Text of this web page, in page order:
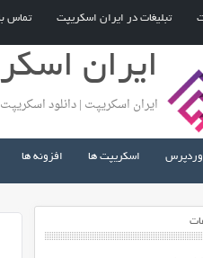
تبلیغات در ایران اسکریپت تماس
ایران
ایران اسکریپت | دانلود
اسکریپت ها افزونه ها